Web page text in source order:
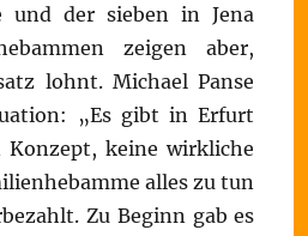
und der sieben in Jena
zeigen aber,
lohnt. Michael Panse
„Es gibt in Erfurt
keine wirkliche
alles zu tun
Zu Beginn gab es